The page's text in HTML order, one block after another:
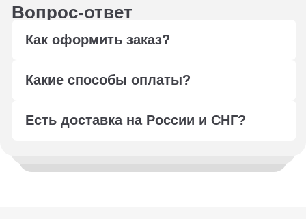
Вопрос-ответ
Как оформить заказ?
Оформите заказ любым удобным способом: через
форму обратной связи, сформируйте корзину,
+7 495 108-14-10
Какие способы оплаты?
осуществляется по безналичному расчёту.
Есть доставка на России и СНГ?
воспользоваться услугами удобной вам курьерской